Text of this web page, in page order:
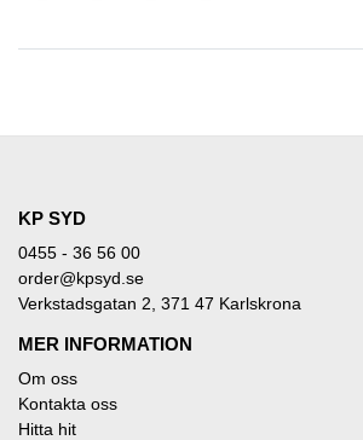
KP SYD
0455 - 36 56 00
order@kpsyd.se
Verkstadsgatan 2, 371 47 Karlskrona
MER INFORMATION
Om oss
Kontakta oss
Hitta hit